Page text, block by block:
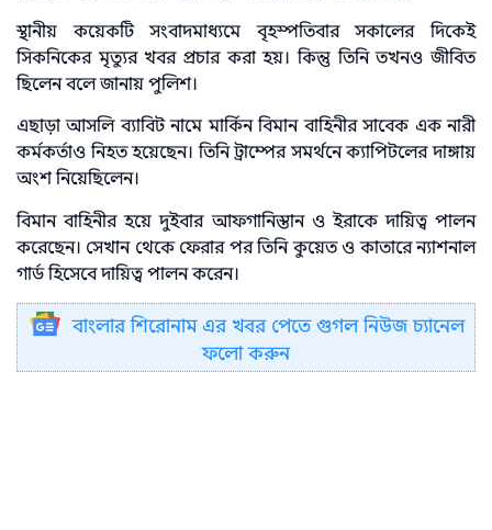
স্থানীয় কয়েকটি সংবাদমাধ্যমে বৃহস্পতিবার সকালের দিকেই
সিকনিকের মৃত্যুর খবর প্রচার করা হয়। কিন্তু তিনি তখনও জীবিত
ছিলেন বলে জানায় পুলিশ।
এছাড়া আসলি ব্যাবিট নামে মার্কিন বিমান বাহিনীর সাবেক এক নারী
কর্মকর্তাও নিহত হয়েছেন। তিনি ট্রাম্পের সমর্থনে ক্যাপিটলের দাঙ্গায়
অংশ নিয়েছিলেন।
বিমান বাহিনীর হয়ে দুইবার আফগানিস্তান ও ইরাকে দায়িত্ব পালন
করেছেন। সেখান থেকে ফেরার পর তিনি কুয়েত ও কাতারে ন্যাশনাল
গার্ড হিসেবে দায়িত্ব পালন করেন।
বাংলার শিরোনাম এর খবর পেতে গুগল নিউজ চ্যানেল
ফলো করুন